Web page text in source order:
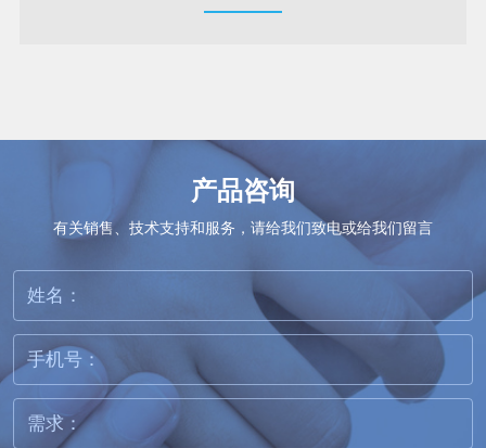
产品咨询
有关销售、技术支持和服务，请给我们致电或给我们留言